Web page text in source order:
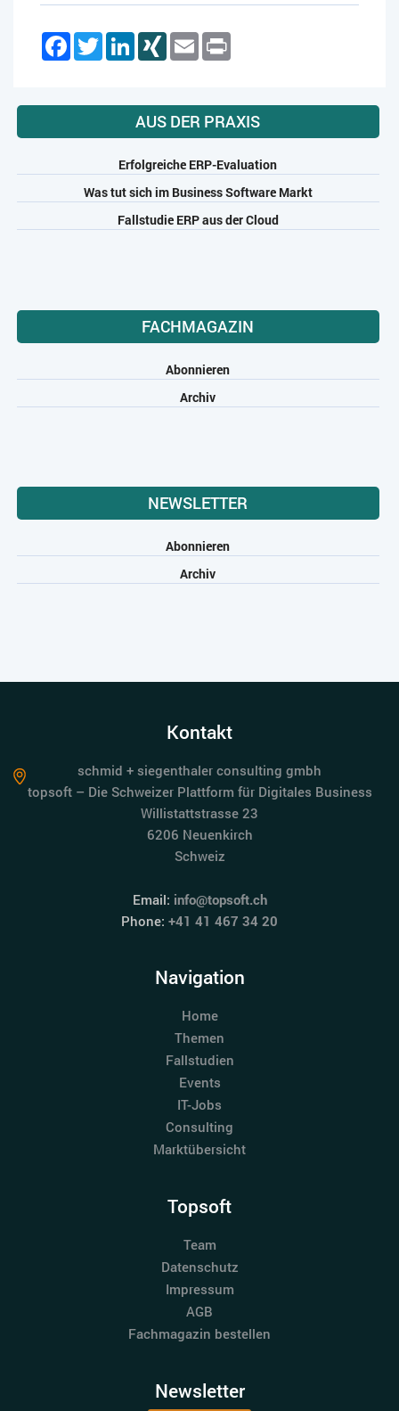
Facebook
TwitterLinkedInXING Email
AUS DER PRAXIS
Erfolgreiche ERP-Evaluation
Was tut sich im Business Software Markt
Fallstudie ERP aus der Cloud
FACHMAGAZIN
Abonnieren
Archiv
NEWSLETTER
Abonnieren
Archiv
Kontakt
schmid + siegenthaler consulting gmbh
topsoft – Die Schweizer Plattform für Digitales Business
Willistattstrasse 23
6206 Neuenkirch
Schweiz
Email: info@topsoft.ch
Phone: +41 41 467 34 20
Navigation
Home
Themen
Fallstudien
Events
IT-Jobs
Consulting
Marktübersicht
Topsoft
Team
Datenschutz
Impressum
AGB
Fachmagazin bestellen
Newsletter